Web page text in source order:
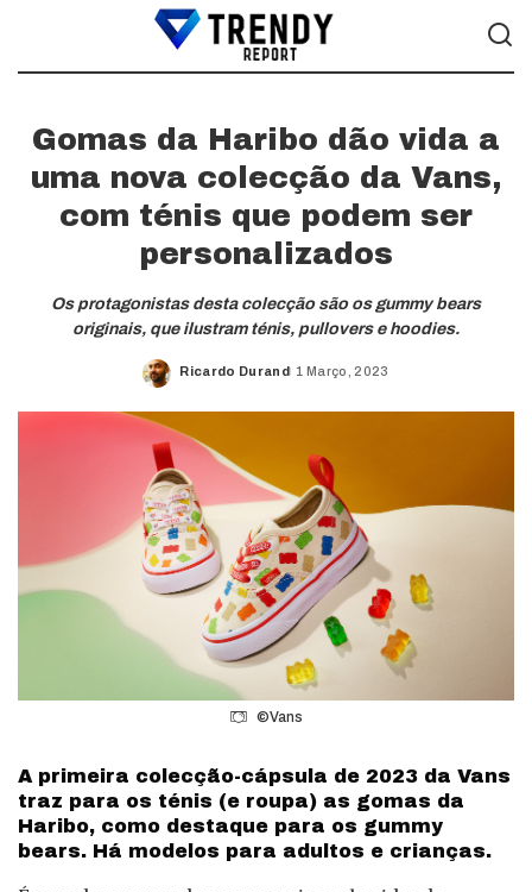
Gomas da Haribo dão vida a
uma nova colecção da Vans,
com ténis que podem ser
personalizados
Os protagonistas desta colecção são os gummy bears
originais, que ilustram ténis, pullovers e hoodies.
Posted
Ricardo Durand 1 Março, 2023
©Vans
A primeira colecção-cápsula de 2023 da Vans
traz para os ténis (e roupa) as gomas da
Haribo, como destaque para os gummy
bears. Há modelos para adultos e crianças.